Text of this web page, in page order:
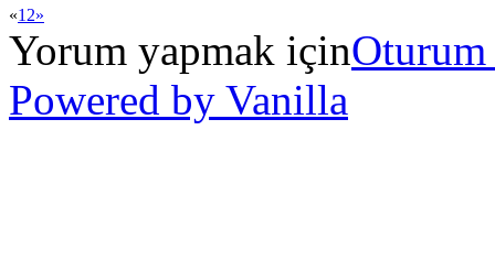
«1 2»
Yorum yapmak içinOturum
Powered by Vanilla